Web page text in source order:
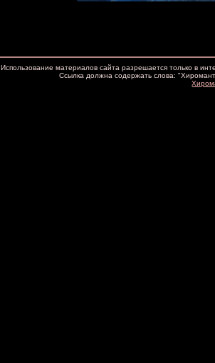
Использование материалов сайта разрешается только в
Ссылка должна содержать слова: